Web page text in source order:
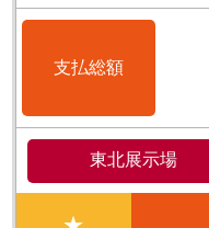
支払総額
東北展示場